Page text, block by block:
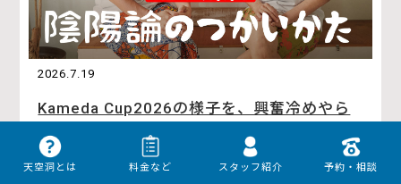
天空洞とは 料金など スタッフ紹介 予約・相談
2026.7.19
Kameda Cup2026の様子を、興奮冷めやら
ぬままお伝え！
このコンテンツについて 福岡豊永（とにい）と福岡ミキがお